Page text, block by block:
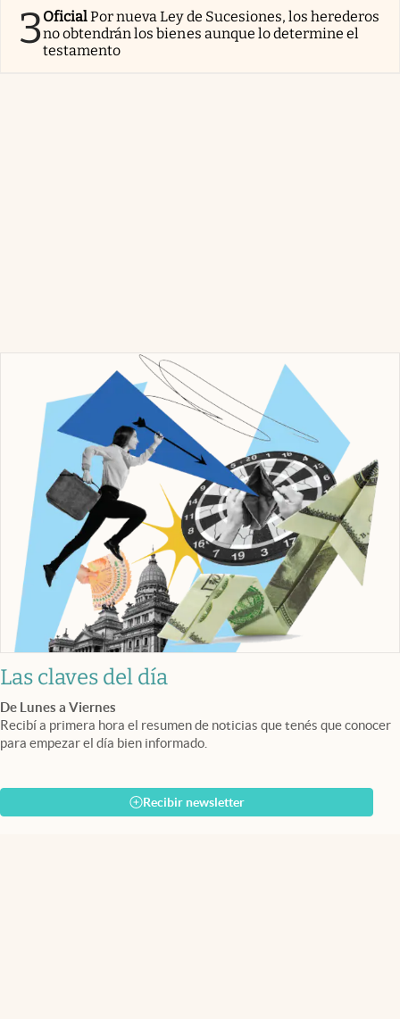
3OficialPor nueva Ley de Sucesiones, los herederos
no obtendrán los bienes aunque lo determine el
testamento
Las claves del día
De Lunes a Viernes
Recibí a primera hora el resumen de noticias que tenés que conocer
para empezar el día bien informado.
Recibir newsletter